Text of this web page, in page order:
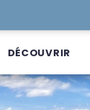
DÉCOUVRIR